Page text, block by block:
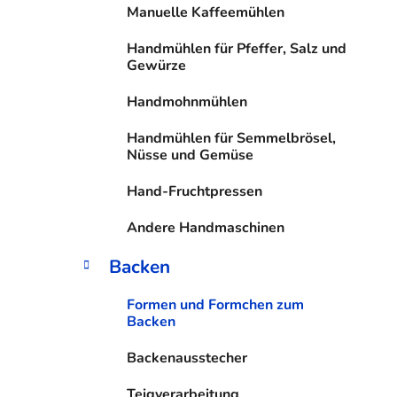
Manuelle Kaffeemühlen
Handmühlen für Pfeffer, Salz und
Gewürze
Handmohnmühlen
Handmühlen für Semmelbrösel,
Nüsse und Gemüse
Hand-Fruchtpressen
Andere Handmaschinen
Backen
Formen und Formchen zum
Backen
Backenausstecher